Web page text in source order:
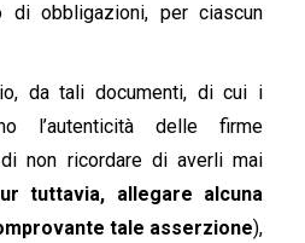
di obbligazioni, per ciascun
da tali documenti, di cui i
l’autenticità delle firme
non ricordare di averli mai
tuttavia, allegare alcuna
tale asserzione),